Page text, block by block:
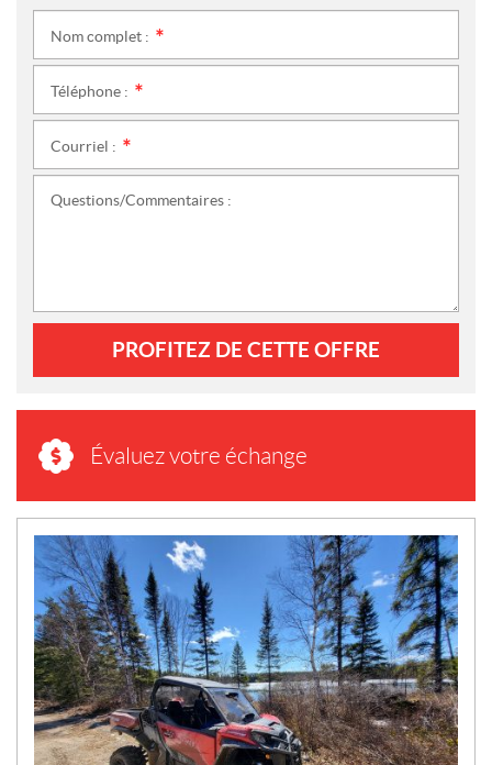
Nom complet :
Téléphone :
Courriel :
Questions/Commentaires :
PROFITEZ DE CETTE OFFRE
Évaluez votre échange
N
O
U
V
E
L
L
E
S